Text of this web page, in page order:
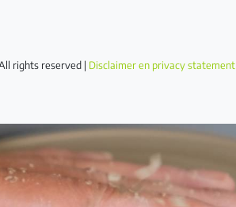
rights reserved | Disclaimer en privacy statement